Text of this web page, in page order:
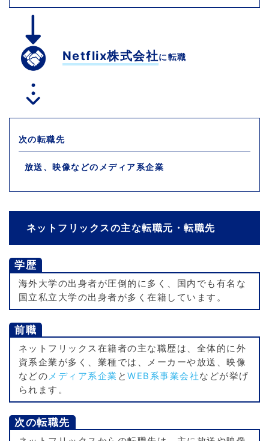
Netflix株式会社に転職
次の転職先
放送、映像などのメディア系企業
ネットフリックスの主な転職元・転職先
学歴
海外大学の出身者が圧倒的に多く、国内でも有名な
国立私立大学の出身者が多く在籍しています。
前職
ネットフリックス在籍者の主な職歴は、全体的に外
資系企業が多く、業種では、メーカーや放送、映像
などのメディア系企業 とWEB系事業会社などが挙げ
られます。
次の転職先